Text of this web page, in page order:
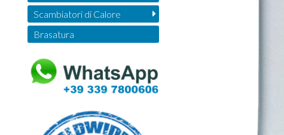
Scambiatori di Calore
Brasatura